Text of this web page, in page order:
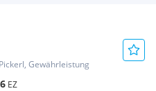
Gewährleistung
EZ